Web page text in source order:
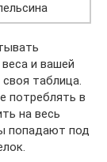
и вашей
таблица.
потреблять в
на весь
попадают под